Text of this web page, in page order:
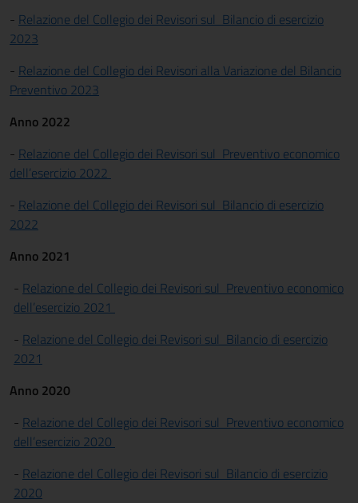
- Relazione del Collegio dei Revisori sul Bilancio di esercizio
2023
- Relazione del Collegio dei Revisori alla Variazione del Bilancio
Preventivo 2023
Anno 2022
- Relazione del Collegio dei Revisori sul Preventivo economico
dell’esercizio 2022
- Relazione del Collegio dei Revisori sul Bilancio di esercizio
2022
Anno 2021
- Relazione del Collegio dei Revisori sul Preventivo economico
dell’esercizio 2021
- Relazione del Collegio dei Revisori sul Bilancio di esercizio
2021
Anno 2020
- Relazione del Collegio dei Revisori sul Preventivo economico
dell’esercizio 2020
- Relazione del Collegio dei Revisori sul Bilancio di esercizio
2020